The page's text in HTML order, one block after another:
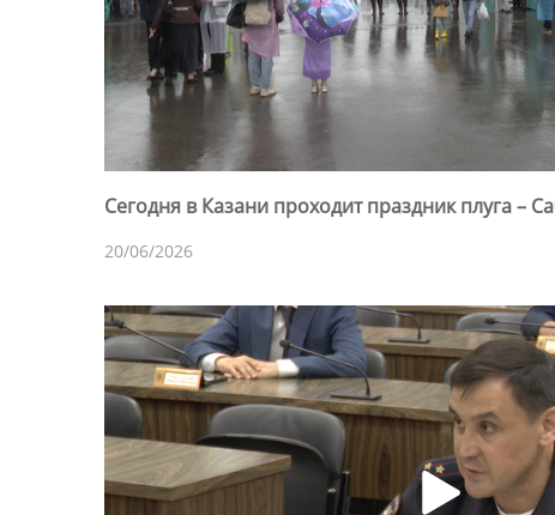
Сегодня в Казани проходит праздник плуга –
20/06/2026